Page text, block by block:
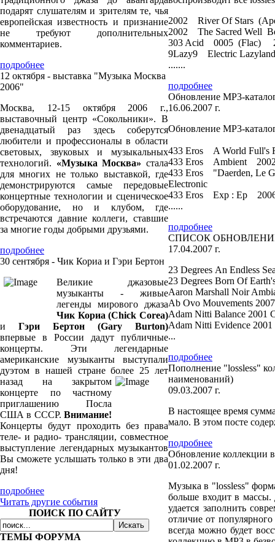
подарят слушателям и зрителям те, чья
европейская известность и признание
не требуют дополнительных
комментариев.
подробнее
12 октября - выставка "Музыка Москва
2006"
Москва, 12-15 октября 2006 г.,
выставочный центр «Сокольники». В
двенадцатый раз здесь соберутся
любители и профессионалы в области
световых, звуковых и музыкальных
технологий. «Музыка Москва» стала
для многих не только выставкой, где
демонстрируются самые передовые
концертные технологии и сценическое
оборудование, но и клубом, где
встречаются давние коллеги, ставшие
за многие годы добрыми друзьями.
подробнее
30 сентября - Чик Кориа и Гэри Бертон
Великие джазовые
музыканты - живые
легенды мирового джаза
Чик Кориа (Chick Corea)
и Гэри Бертон (Gary Burton)
впервые в России дадут публичные
концерты. Эти легендарные
американские музыканты выступали
дуэтом в нашей стране более 25 лет
назад на закрытом
концерте по частному
приглашению Посла
США в СССР. Внимание!
Концерты будут проходить без права
теле- и радио- трансляции, совместное
выступление легендарных музыкантов
Вы сможете услышать только в эти два
дня!
подробнее
Читать другие события
ПОИСК ПО САЙТУ
ТЕМЫ ФОРУМА
2002 River Of Stars
2002 The Sacred
303 Acid 0005 (Flac)
9Lazy9 Electric
.......
подробнее
Обновление MP3-
16.06.2007 г.
Обновление MP3-
433 Eros A World
433 Eros Ambient
433 Eros "Daerden,
Electronic
433 Eros Exp : Ep
......
подробнее
СПИСОК ОБНОВЛЕНИЙ
17.04.2007 г.
23 Degrees An Endless
23 Degrees Born Of
Aaron Marshall Noir
Ab Ovo Mouvements
Adam Nitti Balance 2001
Adam Nitti Evidence
...
подробнее
Пополнение "lossless"
наименований)
09.03.2007 г.
В настоящее время
мало. В этом посте
подробнее
Обновление коллекции
01.02.2007 г.
Музыка в "lossless"
больше входит в массы.
удается заполнить
отличие от
всегда можно будет